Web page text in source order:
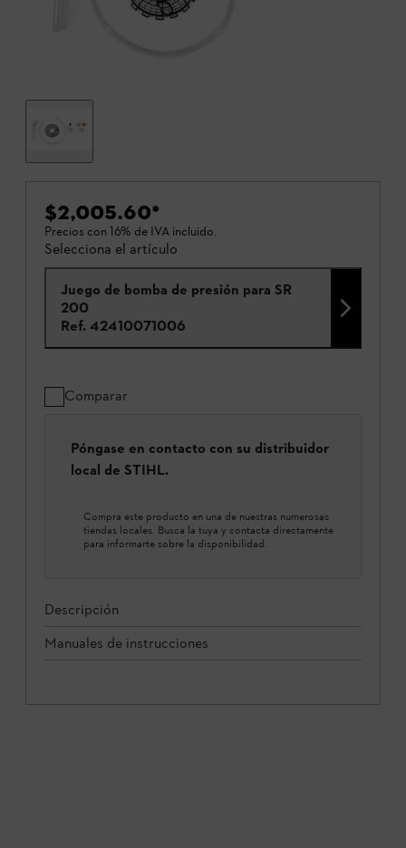
$2,005.60*
Precios con 16% de IVA incluido.
Selecciona el artículo
Juego de bomba de presión para SR
200
Ref. 42410071006
Comparar
Póngase en contacto con su distribuidor
local de STIHL.
Compra este producto en una de nuestras numerosas
tiendas locales. Busca la tuya y contacta directamente
para informarte sobre la disponibilidad.
Descripción
Manuales de instrucciones